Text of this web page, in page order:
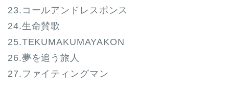
23.コールアンドレスポンス
24.生命賛歌
25.TEKUMAKUMAYAKON
26.夢を追う旅人
27.ファイティングマン